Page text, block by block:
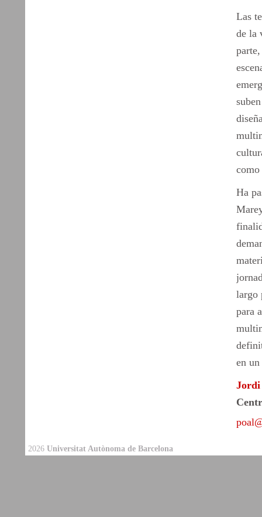
Las
de la
como
Ha
largo
para
en
Jordi
2026 Universitat Autònoma de Barcelona